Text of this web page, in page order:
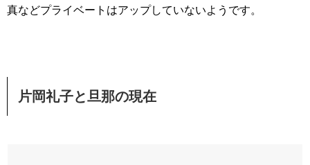
真などプライベートはアップしていないようです。
片岡礼子と旦那の現在